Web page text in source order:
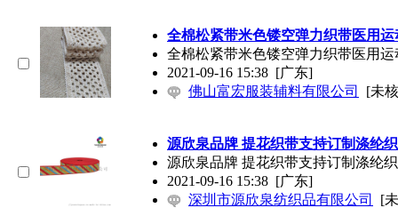
全棉松紧带米色镂空弹力织带医用
全棉松紧带米色镂空弹力织带医用
2021-09-16 15:38 [广东]
佛山富宏服装辅料有限公司
[未
源欣泉品牌 提花织带支持订制涤纶
源欣泉品牌 提花织带支持订制涤纶
2021-09-16 15:38 [广东]
深圳市源欣泉纺织品有限公司
[